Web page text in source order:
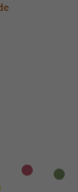
disponibili
ricevono